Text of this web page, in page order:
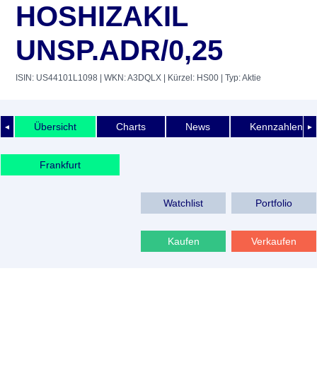
HOSHIZAKIL
UNSP.ADR/0,25
ISIN: US44101L1098 | WKN: A3DQLX | Kürzel: HS00 | Typ: Aktie
◄ ►
Übersicht Charts News Kennzahlen
Frankfurt
Watchlist Portfolio
Kaufen Verkaufen